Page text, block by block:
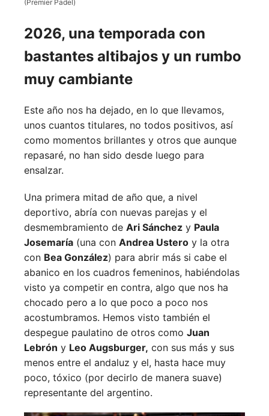
(Premier Padel)
2026, una temporada con
bastantes altibajos y un rumbo
muy cambiante
Este año nos ha dejado, en lo que llevamos,
unos cuantos titulares, no todos positivos, así
como momentos brillantes y otros que aunque
repasaré, no han sido desde luego para
ensalzar.
Una primera mitad de año que, a nivel
deportivo, abría con nuevas parejas y el
desmembramiento de Ari Sánchez y Paula
Josemaría (una con Andrea Ustero y la otra
con Bea González) para abrir más si cabe el
abanico en los cuadros femeninos, habiéndolas
visto ya competir en contra, algo que nos ha
chocado pero a lo que poco a poco nos
acostumbramos. Hemos visto también el
despegue paulatino de otros como Juan
Lebrón y Leo Augsburger, con sus más y sus
menos entre el andaluz y el, hasta hace muy
poco, tóxico (por decirlo de manera suave)
representante del argentino.